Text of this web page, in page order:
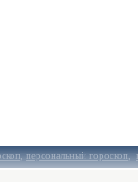
,персональный гороскоп,